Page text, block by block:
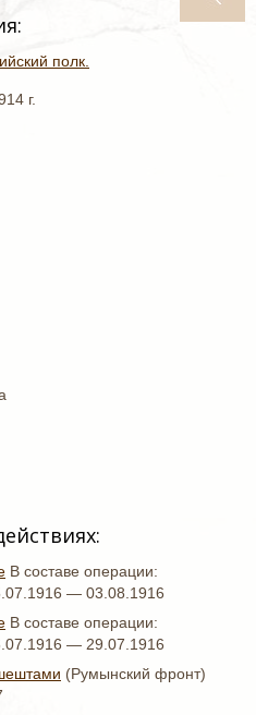
полк.
г.
В составе операции:
— 03.08.1916
В составе операции:
— 29.07.1916
(Румынский фронт)